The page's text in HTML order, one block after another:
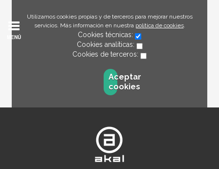
Utilizamos cookies propias y de terceros para mejorar nuestros
servicios. Más información en nuestra política de cookies.
Cookies técnicas:
Cookies analíticas:
Cookies de terceros:
Aceptar
cookies
MENÚ